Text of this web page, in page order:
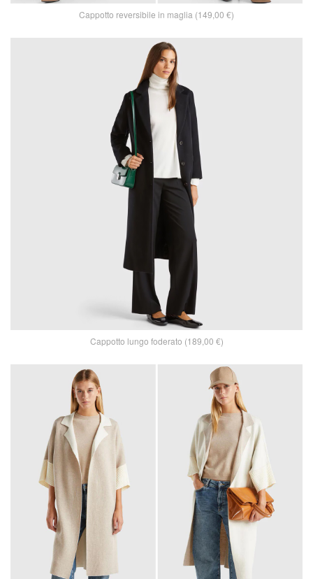
Cappotto reversibile in maglia (149,00 €)
Cappotto lungo foderato (189,00 €)